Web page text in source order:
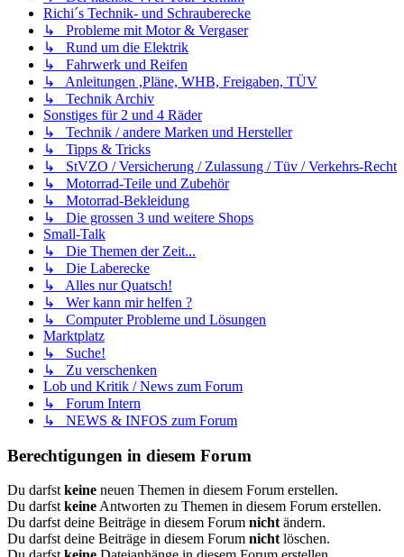
Richi´s Technik- und Schrauberecke
↳ Probleme mit Motor & Vergaser
↳ Rund um die Elektrik
↳ Fahrwerk und Reifen
↳ Anleitungen ,Pläne, WHB, Freigaben, TÜV
↳ Technik Archiv
Sonstiges für 2 und 4 Räder
↳ Technik / andere Marken und Hersteller
↳ Tipps & Tricks
↳ StVZO / Versicherung / Zulassung / Tüv / Verkehrs-Recht
↳ Motorrad-Teile und Zubehör
↳ Motorrad-Bekleidung
↳ Die grossen 3 und weitere Shops
Small-Talk
↳ Die Themen der Zeit...
↳ Die Laberecke
↳ Alles nur Quatsch!
↳ Wer kann mir helfen ?
↳ Computer Probleme und Lösungen
Marktplatz
↳ Suche!
↳ Zu verschenken
Lob und Kritik / News zum Forum
↳ Forum Intern
↳ NEWS & INFOS zum Forum
Berechtigungen in diesem Forum
Du darfst keine neuen Themen in diesem Forum erstellen.
Du darfst keine Antworten zu Themen in diesem Forum erstellen.
Du darfst deine Beiträge in diesem Forum nicht ändern.
Du darfst deine Beiträge in diesem Forum nicht löschen.